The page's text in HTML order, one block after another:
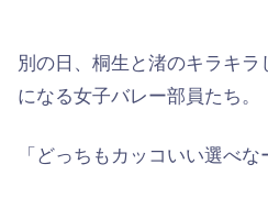
別の日、桐生と渚のキラキ
になる女子バレー部員たち。
「どっちもカッコいい選べな